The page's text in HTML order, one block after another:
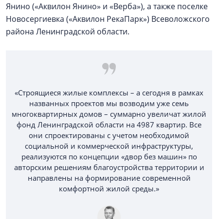
Янино («Аквилон Янино» и «Верба»), а также поселке
Новосергиевка («Аквилон РекаПарк») Всеволожского
района Ленинградской области.
«Строящиеся жилые комплексы – а сегодня в рамках
названных проектов мы возводим уже семь
многоквартирных домов – суммарно увеличат жилой
фонд Ленинградской области на 4987 квартир. Все
они спроектированы с учетом необходимой
социальной и коммерческой инфраструктуры,
реализуются по концепции «двор без машин» по
авторским решениям благоустройства территории и
направлены на формирование современной
комфортной жилой среды.»